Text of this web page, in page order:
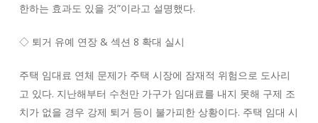
한하는 효과도 있을 것”이라고 설명했다.
◇ 퇴거 유예 연장 & 섹션 8 확대 실시
주택 임대료 연체 문제가 주택 시장에 잠재적 위험으로 도사리
고 있다. 지난해부터 수천만 가구가 임대료를 내지 못해 구제 조
치가 없을 경우 강제 퇴거 등이 불가피한 상황이다. 주택 임대 시